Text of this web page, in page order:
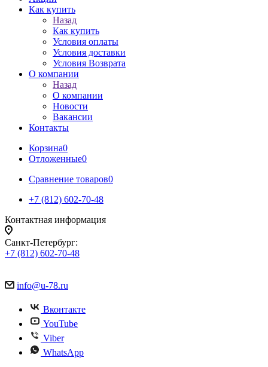
Как купить
Назад
Как купить
Условия оплаты
Условия доставки
Условия Возврата
О компании
Назад
О компании
Новости
Вакансии
Контакты
Корзина0
Отложенные0
Сравнение товаров0
+7 (812) 602-70-48
Контактная информация
Санкт-Петербург:
+7 (812) 602-70-48
info@u-78.ru
Вконтакте
YouTube
Viber
WhatsApp